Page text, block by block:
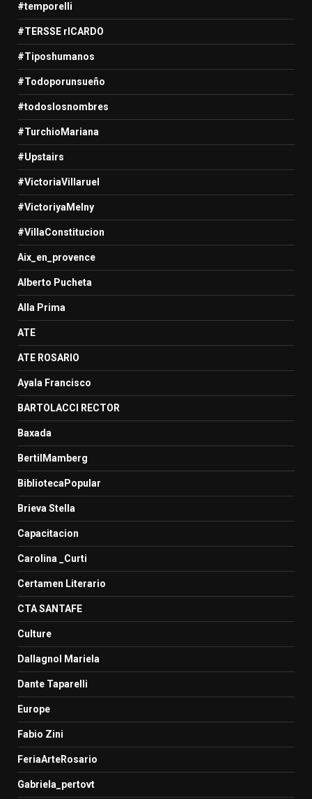
#temporelli
#TERSSE rICARDO
#Tiposhumanos
#Todoporunsueño
#todoslosnombres
#TurchioMariana
#Upstairs
#VictoriaVillaruel
#VictoriyaMelny
#VillaConstitucion
Aix_en_provence
Alberto Pucheta
Alla Prima
ATE
ATE ROSARIO
Ayala Francisco
BARTOLACCI RECTOR
Baxada
BertilMamberg
BibliotecaPopular
Brieva Stella
Capacitacion
Carolina _Curti
Certamen Literario
CTA SANTAFE
Culture
Dallagnol Mariela
Dante Taparelli
Europe
Fabio Zini
FeriaArteRosario
Gabriela_pertovt